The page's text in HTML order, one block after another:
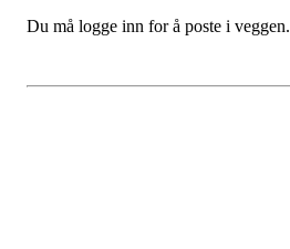
Du må logge inn for å poste i veggen.